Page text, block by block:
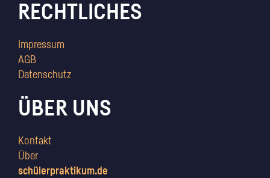
RECHTLICHES
Impressum
AGB
Datenschutz
ÜBER UNS
Kontakt
Über
schülerpraktikum.de